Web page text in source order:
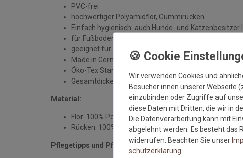
PVC-frei
hochwertiger Polyamidflor, Gummirücken
Einfach hygienisch: auch Hunde- und Katzenbesitzer
für Fußbodenheizung geeignet
geeignet für alle sauberen, trockenen und
Made in Germany
Öko-Tex Standard 100
Gesamtdicke: ca. 7 mm
Material:
Flor: 100% Polyamid
Rücken: 100% Gummi
Pflegetipps und Pflegehinweise:
Wir verwenden Cookies und
Besucher:innen unserer Webseite
einzubinden oder Zugriffe auf
diese Daten mit Dritten, die wir in
Die Datenverarbeitung kann mit
abgelehnt werden. Es besteht das
widerrufen. Beachten Sie unser
schutz­erklärung